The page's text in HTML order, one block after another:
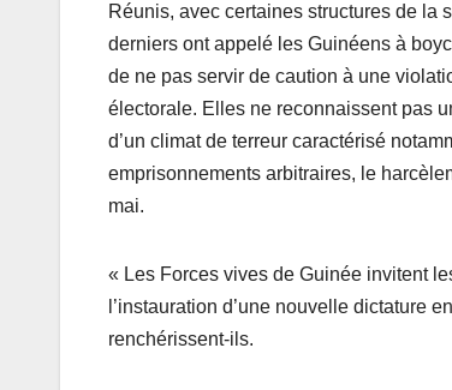
Réunis, avec certaines structures de la
derniers ont appelé les Guinéens à
de ne pas servir de caution à une
électorale. Elles ne reconnaissent pas
d’un climat de terreur caractérisé
emprisonnements arbitraires, le
mai.
« Les Forces vives de Guinée invitent
l’instauration d’une nouvelle dictature
renchérissent-ils.